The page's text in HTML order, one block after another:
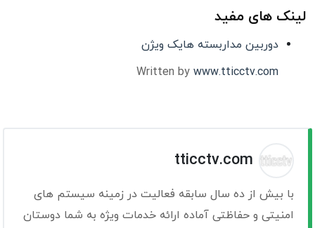
لینک های مفید
دوربین مداربسته هایک ویژن
Written by www.tticctv.com
tticctv.com
با بیش از ده سال سابقه فعالیت در زمینه سیستم های
امنیتی و حفاظتی آماده ارائه خدمات ویژه به شما دوستان